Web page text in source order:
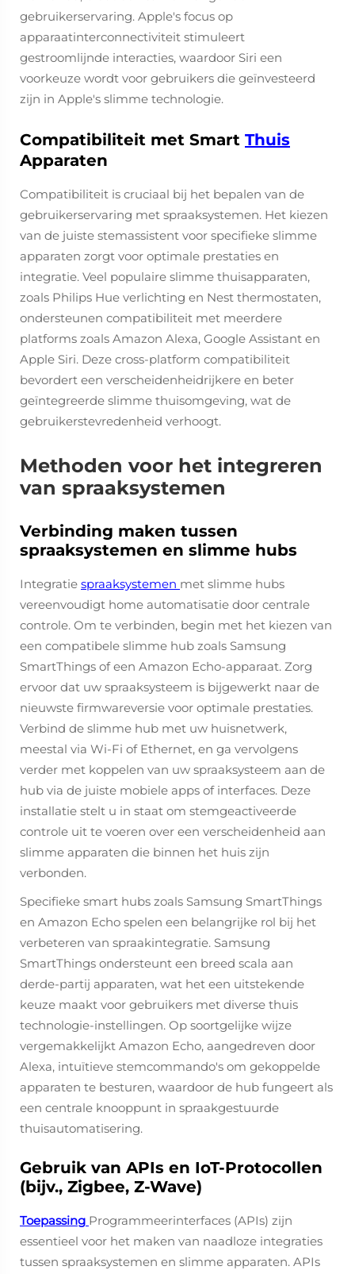
gebruikerservaring. Apple's focus op
apparaatinterconnectiviteit stimuleert
gestroomlijnde interacties, waardoor Siri een
voorkeuze wordt voor gebruikers die geïnvesteerd
zijn in Apple's slimme technologie.
Compatibiliteit met Smart Thuis
Apparaten
Compatibiliteit is cruciaal bij het bepalen van de
gebruikerservaring met spraaksystemen. Het kiezen
van de juiste stemassistent voor specifieke slimme
apparaten zorgt voor optimale prestaties en
integratie. Veel populaire slimme thuisapparaten,
zoals Philips Hue verlichting en Nest thermostaten,
ondersteunen compatibiliteit met meerdere
platforms zoals Amazon Alexa, Google Assistant en
Apple Siri. Deze cross-platform compatibiliteit
bevordert een verscheidenheidrijkere en beter
geïntegreerde slimme thuisomgeving, wat de
gebruikerstevredenheid verhoogt.
Methoden voor het integreren
van spraaksystemen
Verbinding maken tussen
spraaksystemen en slimme hubs
Integratie spraaksystemen met slimme hubs
vereenvoudigt home automatisatie door centrale
controle. Om te verbinden, begin met het kiezen van
een compatibele slimme hub zoals Samsung
SmartThings of een Amazon Echo-apparaat. Zorg
ervoor dat uw spraaksysteem is bijgewerkt naar de
nieuwste firmwareversie voor optimale prestaties.
Verbind de slimme hub met uw huisnetwerk,
meestal via Wi-Fi of Ethernet, en ga vervolgens
verder met koppelen van uw spraaksysteem aan de
hub via de juiste mobiele apps of interfaces. Deze
installatie stelt u in staat om stemgeactiveerde
controle uit te voeren over een verscheidenheid aan
slimme apparaten die binnen het huis zijn
verbonden.
Specifieke smart hubs zoals Samsung SmartThings
en Amazon Echo spelen een belangrijke rol bij het
verbeteren van spraakintegratie. Samsung
SmartThings ondersteunt een breed scala aan
derde-partij apparaten, wat het een uitstekende
keuze maakt voor gebruikers met diverse thuis
technologie-instellingen. Op soortgelijke wijze
vergemakkelijkt Amazon Echo, aangedreven door
Alexa, intuïtieve stemcommando's om gekoppelde
apparaten te besturen, waardoor de hub fungeert als
een centrale knooppunt in spraakgestuurde
thuisautomatisering.
Gebruik van APIs en IoT-Protocollen
(bijv., Zigbee, Z-Wave)
Toepassing Programmeerinterfaces (APIs) zijn
essentieel voor het maken van naadloze integraties
tussen spraaksystemen en slimme apparaten. APIs